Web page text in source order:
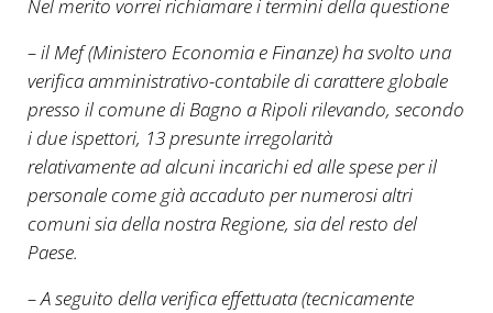
Nel merito vorrei richiamare i termini della questione
– il Mef (Ministero Economia e Finanze) ha svolto una
verifica amministrativo-contabile di carattere globale
presso il comune di Bagno a Ripoli rilevando, secondo
i due ispettori, 13 presunte irregolarità
relativamente ad alcuni incarichi ed alle spese per il
personale come già accaduto per numerosi altri
comuni sia della nostra Regione, sia del resto del
Paese.
– A seguito della verifica effettuata (tecnicamente